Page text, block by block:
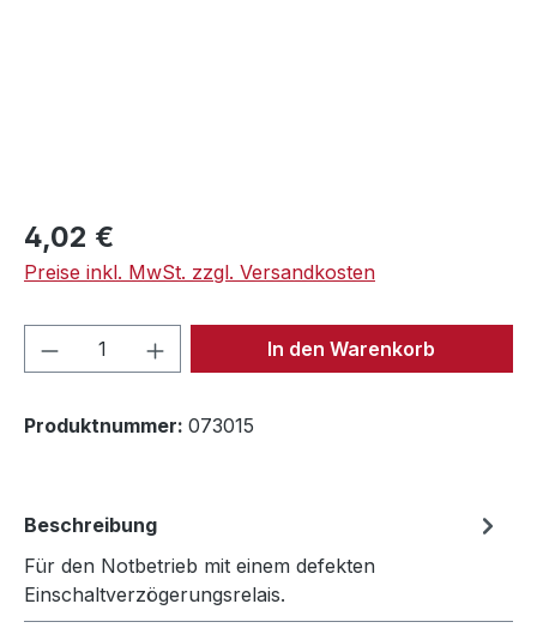
Regulärer Preis:
4,02 €
Preise inkl. MwSt. zzgl. Versandkosten
Produkt Anzahl: Gib denIn den Warenkorb
Produktnummer: 073015
Beschreibung
Für den Notbetrieb mit einem defekten
Einschaltverzögerungsrelais.